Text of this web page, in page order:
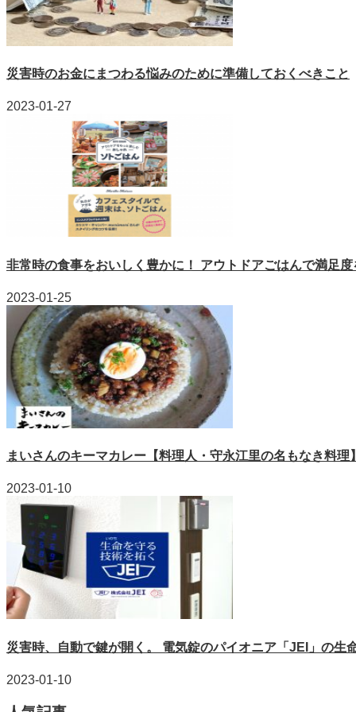
災害時のお金にまつわる悩みのために準備しておくべきこと
2023-01-27
非常時の食事をおいしく豊かに！ アウトドアごはんで満足度
2023-01-25
まいさんのキーマカレー【料理人・守永江里の名もなき料理】
2023-01-10
災害時、自動で鍵が開く。 電気錠のパイオニア「JEI」の生
2023-01-10